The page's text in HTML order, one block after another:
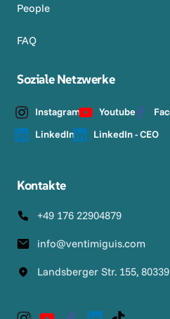
People
FAQ
Soziale Netzwerke
Instagram Youtube
LinkedIn
LinkedIn - CEO
Kontakte
+49 176 22904879
info@ventimiguis.com
Landsberger Str. 155,